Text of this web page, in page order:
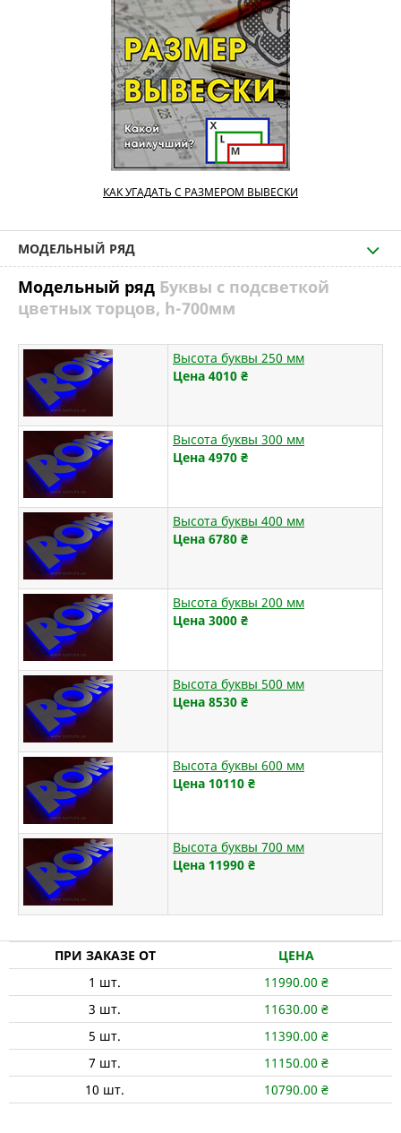
КАК УГАДАТЬ С РАЗМЕРОМ ВЫВЕСКИ
МОДЕЛЬНЫЙ РЯД
Модельный ряд Буквы с подсветкой
цветных торцов, h-700мм
Высота буквы 250 мм
Цена 4010 ₴
Высота буквы 300 мм
Цена 4970 ₴
Высота буквы 400 мм
Цена 6780 ₴
Высота буквы 200 мм
Цена 3000 ₴
Высота буквы 500 мм
Цена 8530 ₴
Высота буквы 600 мм
Цена 10110 ₴
Высота буквы 700 мм
Цена 11990 ₴
ПРИ ЗАКАЗЕ ОТ
ЦЕНА
1 шт. 11990.00 ₴
3 шт. 11630.00 ₴
5 шт. 11390.00 ₴
7 шт. 11150.00 ₴
10 шт. 10790.00 ₴